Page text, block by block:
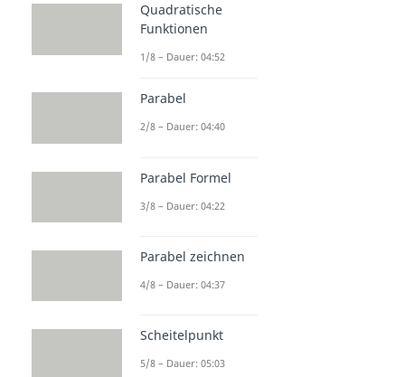
Quadratische
Funktionen
1/8 – Dauer: 04:52
Parabel
2/8 – Dauer: 04:40
Parabel Formel
3/8 – Dauer: 04:22
Parabel zeichnen
4/8 – Dauer: 04:37
Scheitelpunkt
5/8 – Dauer: 05:03